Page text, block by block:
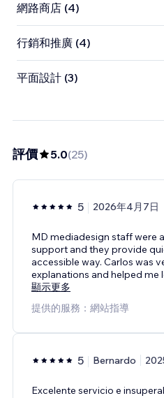
網路商店 (4)
行銷和推廣 (4)
平面設計 (3)
評價 5.0(25)
5 2026年4月7日
MD mediadesign staff were
support and they provide
accessible way. Carlos was
explanations and helped me
顯示更多
提供的服務：網站指導
5 Bernardo
Excelente servicio e